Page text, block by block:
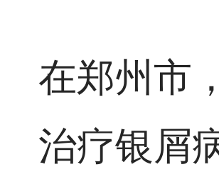
在郑州市
治疗银屑